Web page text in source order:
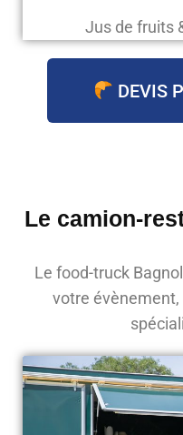
Jus de fruits
DEVIS
Le camion-
Le food-truck
votre